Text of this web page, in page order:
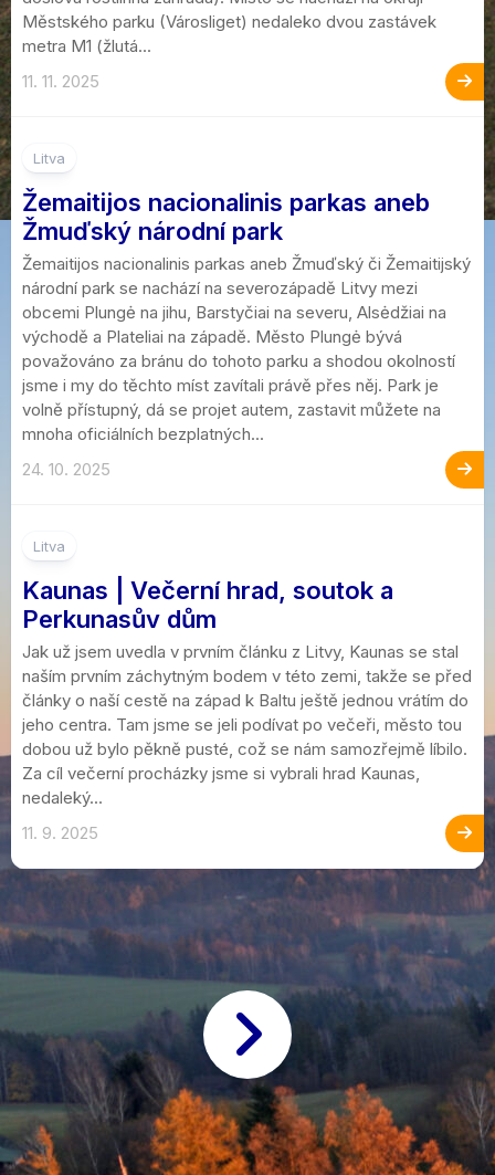
Městského parku (Városliget) nedaleko dvou zastávek
metra M1 (žlutá...
11. 11. 2025
Litva
Žemaitijos nacionalinis parkas aneb
Žmuďský národní park
Žemaitijos nacionalinis parkas aneb Žmuďský či Žemaitijský
národní park se nachází na severozápadě Litvy mezi
obcemi Plungė na jihu, Barstyčiai na severu, Alsėdžiai na
východě a Plateliai na západě. Město Plungė bývá
považováno za bránu do tohoto parku a shodou okolností
jsme i my do těchto míst zavítali právě přes něj. Park je
volně přístupný, dá se projet autem, zastavit můžete na
mnoha oficiálních bezplatných...
24. 10. 2025
Litva
Kaunas | Večerní hrad, soutok a
Perkunasův dům
Jak už jsem uvedla v prvním článku z Litvy, Kaunas se stal
naším prvním záchytným bodem v této zemi, takže se před
články o naší cestě na západ k Baltu ještě jednou vrátím do
jeho centra. Tam jsme se jeli podívat po večeři, město tou
dobou už bylo pěkně pusté, což se nám samozřejmě líbilo.
Za cíl večerní procházky jsme si vybrali hrad Kaunas,
nedaleký...
11. 9. 2025